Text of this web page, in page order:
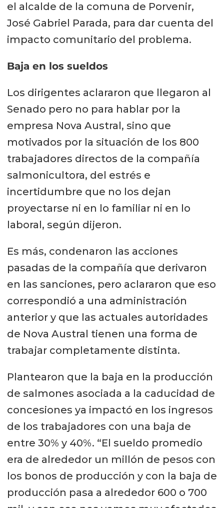
el alcalde de la comuna de Porvenir,
José Gabriel Parada, para dar cuenta del
impacto comunitario del problema.
Baja en los sueldos
Los dirigentes aclararon que llegaron al
Senado pero no para hablar por la
empresa Nova Austral, sino que
motivados por la situación de los 800
trabajadores directos de la compañía
salmonicultora, del estrés e
incertidumbre que no los dejan
proyectarse ni en lo familiar ni en lo
laboral, según dijeron.
Es más, condenaron las acciones
pasadas de la compañía que derivaron
en las sanciones, pero aclararon que eso
correspondió a una administración
anterior y que las actuales autoridades
de Nova Austral tienen una forma de
trabajar completamente distinta.
Plantearon que la baja en la producción
de salmones asociada a la caducidad de
concesiones ya impactó en los ingresos
de los trabajadores con una baja de
entre 30% y 40%. “El sueldo promedio
era de alrededor un millón de pesos con
los bonos de producción y con la baja de
producción pasa a alrededor 600 o 700